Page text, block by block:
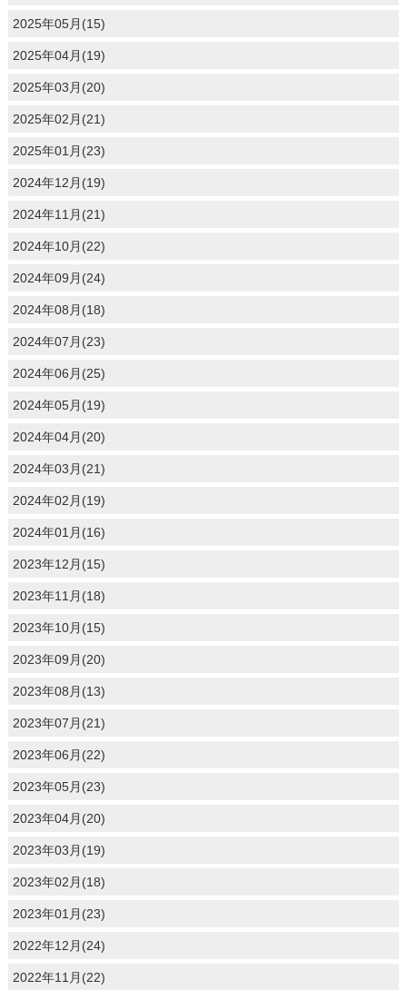
2025年05月(15)
2025年04月(19)
2025年03月(20)
2025年02月(21)
2025年01月(23)
2024年12月(19)
2024年11月(21)
2024年10月(22)
2024年09月(24)
2024年08月(18)
2024年07月(23)
2024年06月(25)
2024年05月(19)
2024年04月(20)
2024年03月(21)
2024年02月(19)
2024年01月(16)
2023年12月(15)
2023年11月(18)
2023年10月(15)
2023年09月(20)
2023年08月(13)
2023年07月(21)
2023年06月(22)
2023年05月(23)
2023年04月(20)
2023年03月(19)
2023年02月(18)
2023年01月(23)
2022年12月(24)
2022年11月(22)